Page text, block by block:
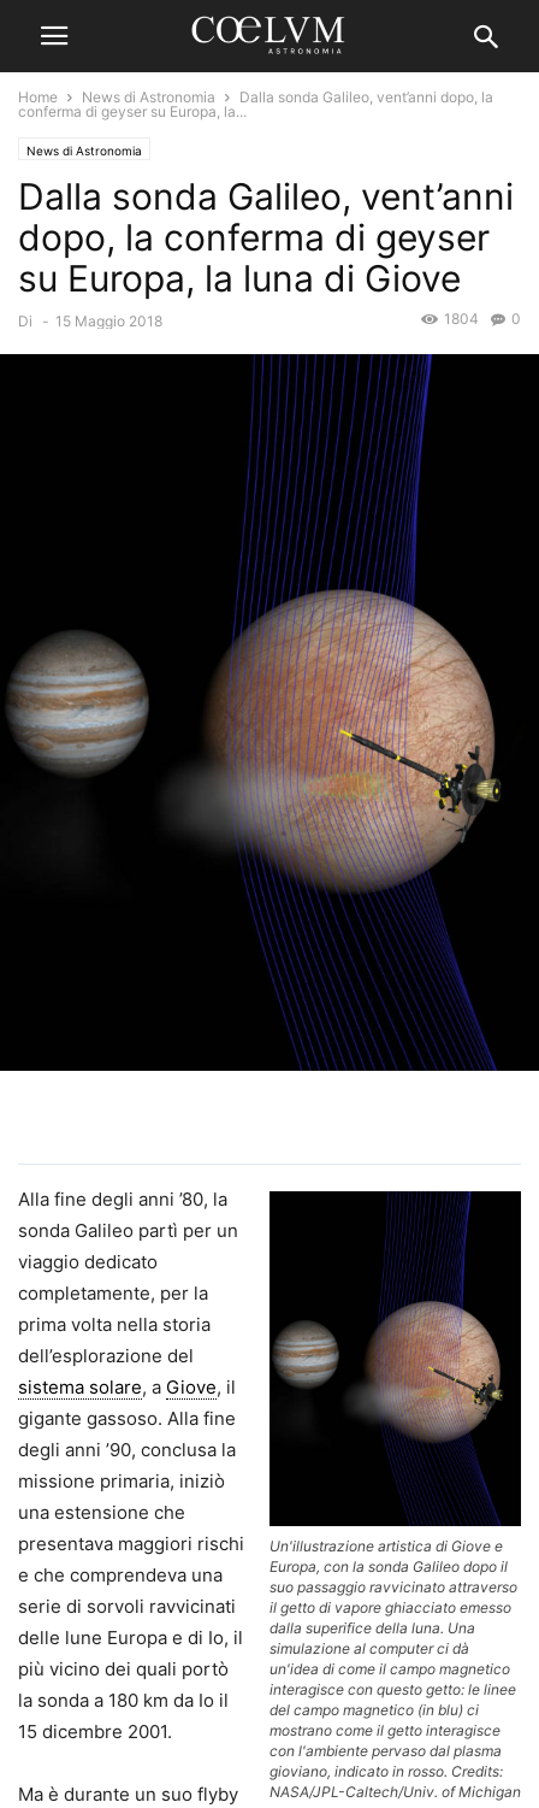
Home News di Astronomia
Dalla sonda Galileo, vent’anni dopo, la
conferma di geyser su Europa, la...
News di Astronomia
Dalla sonda Galileo, vent’anni
dopo, la conferma di geyser
su Europa, la luna di Giove
Di - 15 Maggio 2018 0
1804
Un'illustrazione artistica di Giove e
Europa, con la sonda Galileo dopo il
suo passaggio ravvicinato attraverso
il getto di vapore ghiacciato emesso
dalla superifice della luna. Una
simulazione al computer ci dà
un'idea di come il campo magnetico
interagisce con questo getto: le linee
del campo magnetico (in blu) ci
mostrano come il getto interagisce
con l'ambiente pervaso dal plasma
gioviano, indicato in rosso. Credits:
NASA/JPL-Caltech/Univ. of Michigan
Alla fine degli anni ’80, la
sonda Galileo partì per un
viaggio dedicato
completamente, per la
prima volta nella storia
dell’esplorazione del
sistema solare, a Giove, il
gigante gassoso. Alla fine
degli anni ’90, conclusa la
missione primaria, iniziò
una estensione che
presentava maggiori rischi
e che comprendeva una
serie di sorvoli ravvicinati
delle lune Europa e di Io, il
più vicino dei quali portò
la sonda a 180 km da Io il
15 dicembre 2001.
Ma è durante un suo flyby